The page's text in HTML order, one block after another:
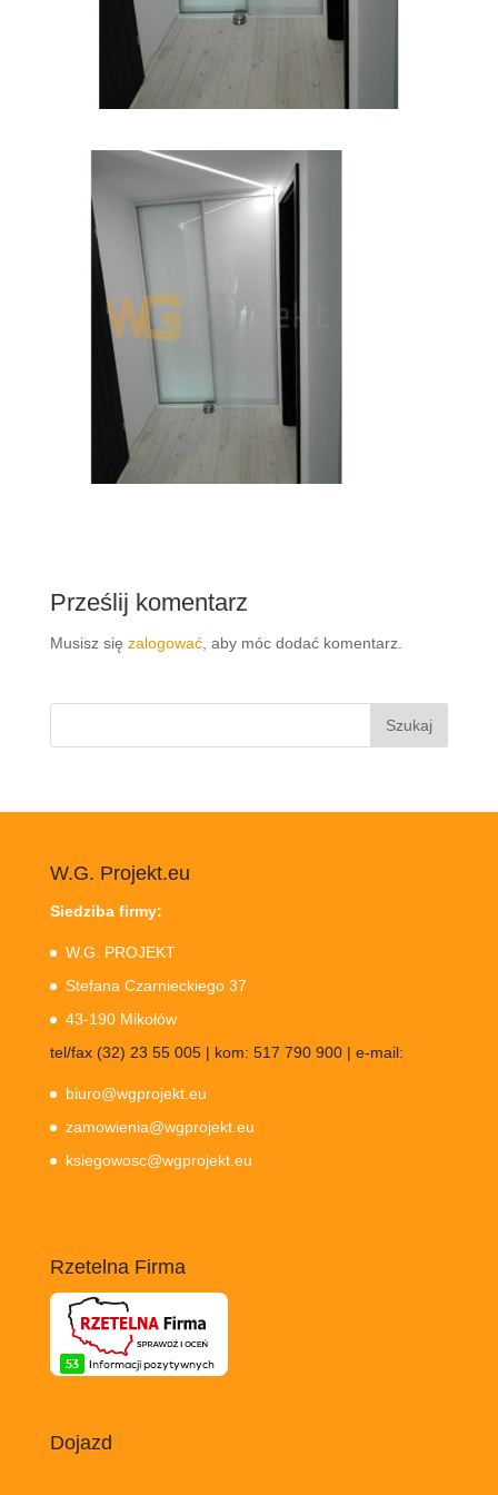
Prześlij komentarz
Musisz się zalogować, aby móc dodać komentarz.
Szukaj:
W.G. Projekt.eu
Siedziba firmy:
W.G. PROJEKT
Stefana Czarnieckiego 37
43-190 Mikołów
tel/fax (32) 23 55 005 | kom: 517 790 900 | e-mail:
biuro@wgprojekt.eu
zamowienia@wgprojekt.eu
ksiegowosc@wgprojekt.eu
Rzetelna Firma
Dojazd